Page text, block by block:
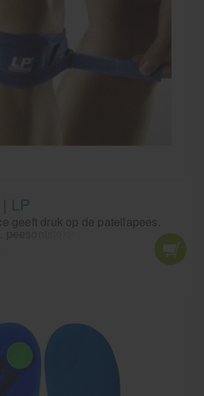
LP
geeft druk op de patellapees.
peesontstekingen,
springersknie en
klittenband kan de druk van de